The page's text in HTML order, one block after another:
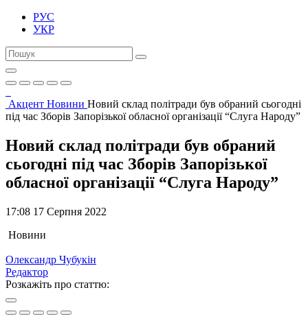
РУС
УКР
Акцент Новини Новий склад політради був обраний сьогодні
під час Зборів Запорізької обласної організації “Слуга Народу”
Новий склад політради був обраний
сьогодні під час Зборів Запорізької
обласної організації “Слуга Народу”
17:08 17 Серпня 2022
Новини
Олександр Чубукін
Редактор
Розкажіть про статтю: